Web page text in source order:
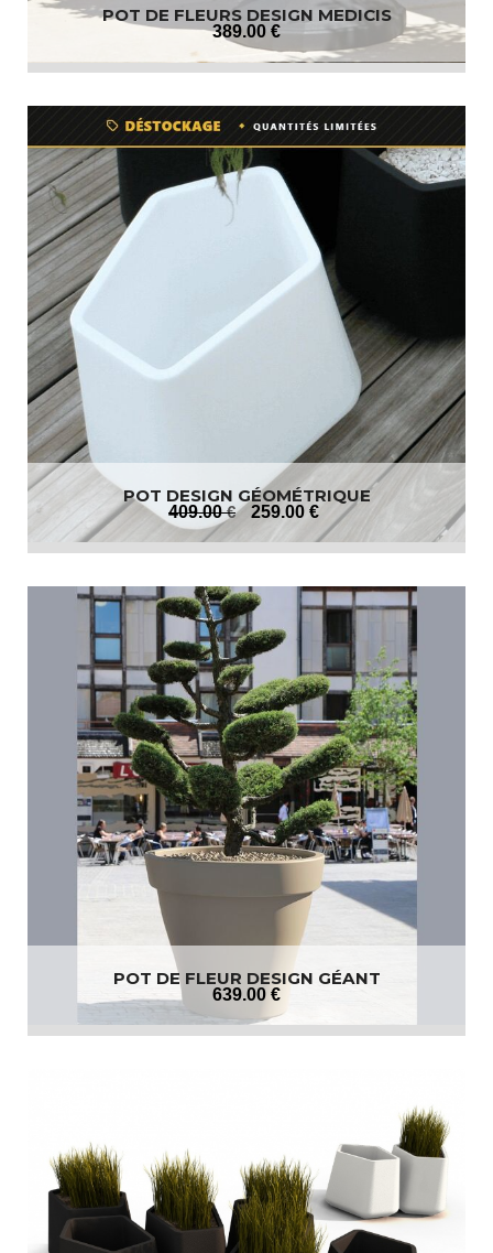
POT DE FLEURS DESIGN MEDICIS
389.00 €
POT DESIGN GÉOMÉTRIQUE
409.00 € 259.00 €
POT DE FLEUR DESIGN GÉANT
639.00 €